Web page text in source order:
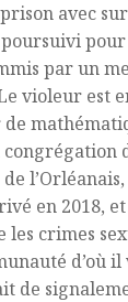
avec
pour
par un
violeur est
de
en 2018,
les crimes
d’où
de